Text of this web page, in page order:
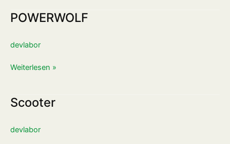
POWERWOLF
devlabor
POWERWOLF
Weiterlesen »
Scooter
devlabor
Scooter